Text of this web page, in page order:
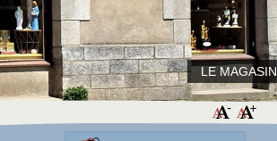
LE MAGASIN